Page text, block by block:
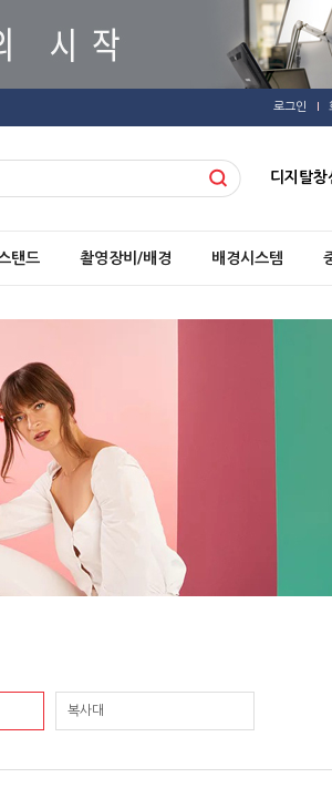
로그인
디지탈창
탠드 촬영장비/배경 배경시스템
복사대